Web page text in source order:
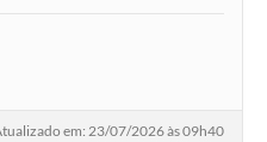
em: 23/07/2026 às 09h40